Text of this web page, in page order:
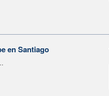
en Santiago